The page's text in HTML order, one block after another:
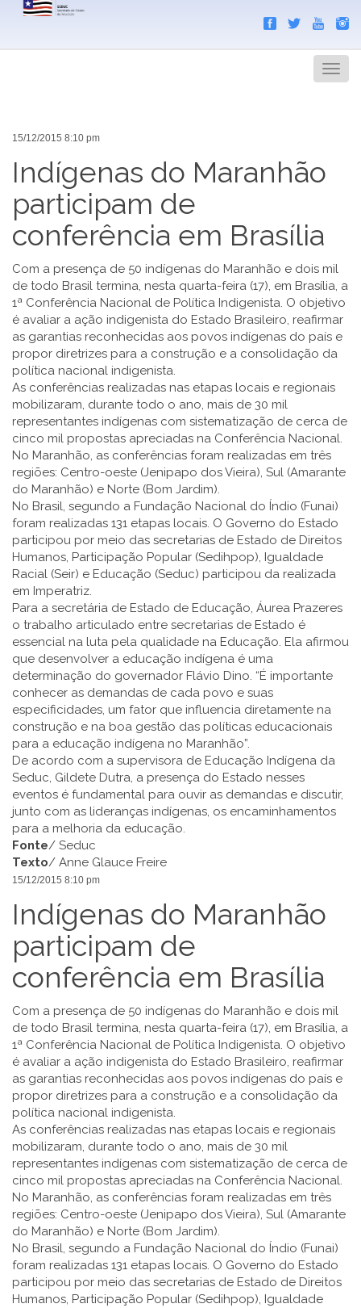
Menu
15/12/2015 8:10 pm
Indígenas do Maranhão
participam de
conferência em Brasília
Com a presença de 50 indígenas do Maranhão e dois mil
de todo Brasil termina, nesta quarta-feira (17), em Brasília, a
1ª Conferência Nacional de Política Indigenista. O objetivo
é avaliar a ação indigenista do Estado Brasileiro, reafirmar
as garantias reconhecidas aos povos indígenas do país e
propor diretrizes para a construção e a consolidação da
política nacional indigenista.
As conferências realizadas nas etapas locais e regionais
mobilizaram, durante todo o ano, mais de 30 mil
representantes indígenas com sistematização de cerca de
cinco mil propostas apreciadas na Conferência Nacional.
No Maranhão, as conferências foram realizadas em três
regiões: Centro-oeste (Jenipapo dos Vieira), Sul (Amarante
do Maranhão) e Norte (Bom Jardim).
No Brasil, segundo a Fundação Nacional do Índio (Funai)
foram realizadas 131 etapas locais. O Governo do Estado
participou por meio das secretarias de Estado de Direitos
Humanos, Participação Popular (Sedihpop), Igualdade
Racial (Seir) e Educação (Seduc) participou da realizada
em Imperatriz.
Para a secretária de Estado de Educação, Áurea Prazeres
o trabalho articulado entre secretarias de Estado é
essencial na luta pela qualidade na Educação. Ela afirmou
que desenvolver a educação indígena é uma
determinação do governador Flávio Dino. “É importante
conhecer as demandas de cada povo e suas
especificidades, um fator que influencia diretamente na
construção e na boa gestão das políticas educacionais
para a educação indígena no Maranhão”.
De acordo com a supervisora de Educação Indígena da
Seduc, Gildete Dutra, a presença do Estado nesses
eventos é fundamental para ouvir as demandas e discutir,
junto com as lideranças indígenas, os encaminhamentos
para a melhoria da educação.
Fonte/ Seduc
Texto/ Anne Glauce Freire
15/12/2015 8:10 pm
Indígenas do Maranhão
participam de
conferência em Brasília
Com a presença de 50 indígenas do Maranhão e dois mil
de todo Brasil termina, nesta quarta-feira (17), em Brasília, a
1ª Conferência Nacional de Política Indigenista. O objetivo
é avaliar a ação indigenista do Estado Brasileiro, reafirmar
as garantias reconhecidas aos povos indígenas do país e
propor diretrizes para a construção e a consolidação da
política nacional indigenista.
As conferências realizadas nas etapas locais e regionais
mobilizaram, durante todo o ano, mais de 30 mil
representantes indígenas com sistematização de cerca de
cinco mil propostas apreciadas na Conferência Nacional.
No Maranhão, as conferências foram realizadas em três
regiões: Centro-oeste (Jenipapo dos Vieira), Sul (Amarante
do Maranhão) e Norte (Bom Jardim).
No Brasil, segundo a Fundação Nacional do Índio (Funai)
foram realizadas 131 etapas locais. O Governo do Estado
participou por meio das secretarias de Estado de Direitos
Humanos, Participação Popular (Sedihpop), Igualdade